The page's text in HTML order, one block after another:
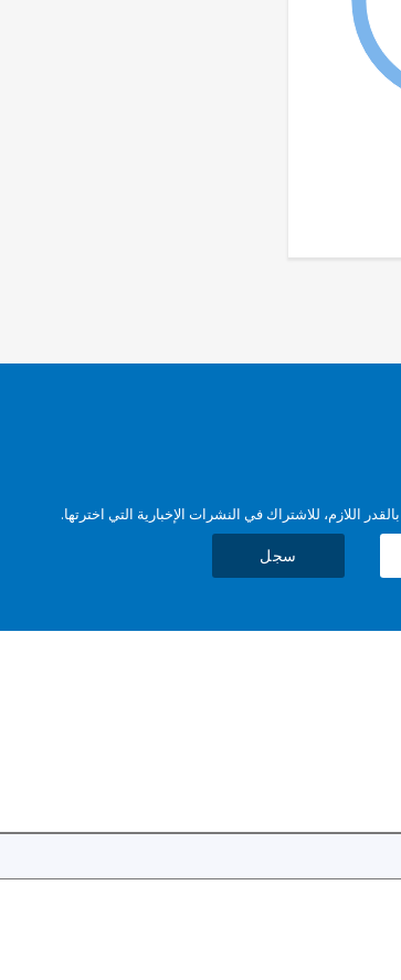
اللازم، للاشتراك في النشرات الإخبارية التي اخترتها.
سجل